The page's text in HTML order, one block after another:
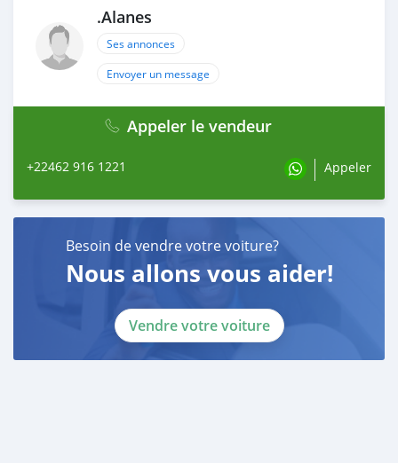
.Alanes
Ses annonces
Envoyer un message
Appeler le vendeur
+22462 916 1221 Appeler
Besoin de vendre votre voiture?
Nous allons vous aider!
Vendre votre voiture